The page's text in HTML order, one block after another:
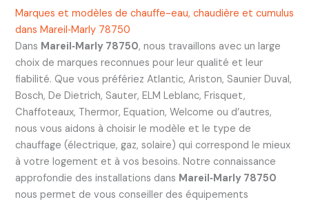
Marques et modèles de chauffe-eau, chaudière et cumulus
dans Mareil‑Marly 78750
Dans Mareil‑Marly 78750, nous travaillons avec un large
choix de marques reconnues pour leur qualité et leur
fiabilité. Que vous préfériez Atlantic, Ariston, Saunier Duval,
Bosch, De Dietrich, Sauter, ELM Leblanc, Frisquet,
Chaffoteaux, Thermor, Equation, Welcome ou d’autres,
nous vous aidons à choisir le modèle et le type de
chauffage (électrique, gaz, solaire) qui correspond le mieux
à votre logement et à vos besoins. Notre connaissance
approfondie des installations dans Mareil‑Marly 78750
nous permet de vous conseiller des équipements